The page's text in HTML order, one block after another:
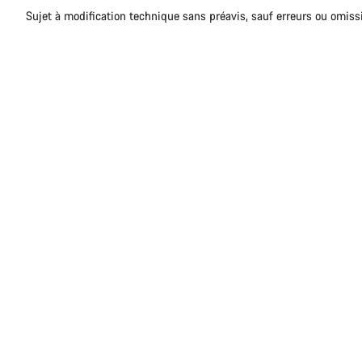
Sujet à modification technique sans préavis, sauf erreurs ou